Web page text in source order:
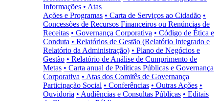
Informações • Atas
Ações e Programas • Carta de Serviços ao Cidadão •
Concessões de Recursos Financeiros ou Renúncias de
Receitas • Governança Corporativa • Código de Ética e
Conduta • Relatórios de Gestão (Relatório Integrado e
Relatório da Administração) • Plano de Negócios e
Gestão • Relatório de Análise de Cumprimento de
Metas • Carta anual de Políticas Públicas e Governança
Corporativa • Atas dos Comitês de Governança
Participação Social • Conferências • Outras Ações •
Ouvidoria • Audiências e Consultas Públicas • Editais